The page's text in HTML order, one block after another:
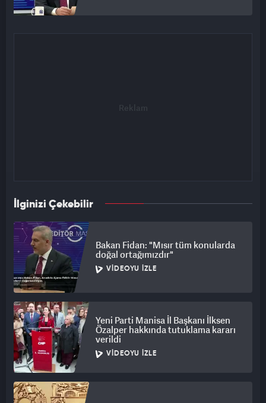
İlginizi Çekebilir
Bakan Fidan: "Mısır tüm konularda
doğal ortağımızdır"
VIDEOYU İZLE
Yeni Parti Manisa İl Başkanı İlksen
Özalper hakkında tutuklama kararı
verildi
VIDEOYU İZLE